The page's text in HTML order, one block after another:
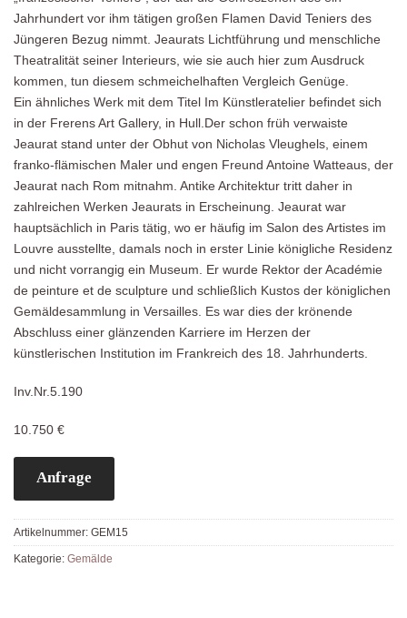
Jahrhundert vor ihm tätigen großen Flamen David Teniers des
Jüngeren Bezug nimmt. Jeaurats Lichtführung und menschliche
Theatralität seiner Interieurs, wie sie auch hier zum Ausdruck
kommen, tun diesem schmeichelhaften Vergleich Genüge.
Ein ähnliches Werk mit dem Titel Im Künstleratelier befindet sich
in der Frerens Art Gallery, in Hull.Der schon früh verwaiste
Jeaurat stand unter der Obhut von Nicholas Vleughels, einem
franko-flämischen Maler und engen Freund Antoine Watteaus, der
Jeaurat nach Rom mitnahm. Antike Architektur tritt daher in
zahlreichen Werken Jeaurats in Erscheinung. Jeaurat war
hauptsächlich in Paris tätig, wo er häufig im Salon des Artistes im
Louvre ausstellte, damals noch in erster Linie königliche Residenz
und nicht vorrangig ein Museum. Er wurde Rektor der Académie
de peinture et de sculpture und schließlich Kustos der königlichen
Gemäldesammlung in Versailles. Es war dies der krönende
Abschluss einer glänzenden Karriere im Herzen der
künstlerischen Institution im Frankreich des 18. Jahrhunderts.
Inv.Nr.5.190
10.750 €
Anfrage
Artikelnummer: GEM15
Kategorie: Gemälde